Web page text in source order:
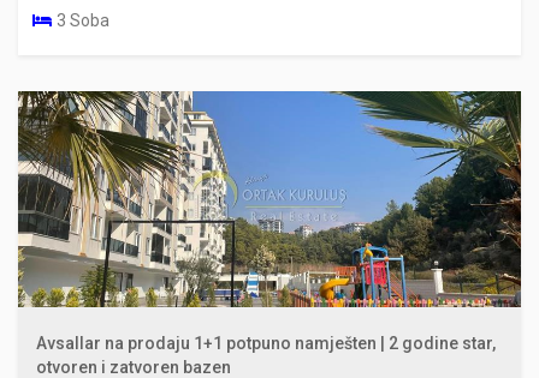
3 Soba
Avsallar na prodaju 1+1 potpuno namješten | 2 godine star,
otvoren i zatvoren bazen